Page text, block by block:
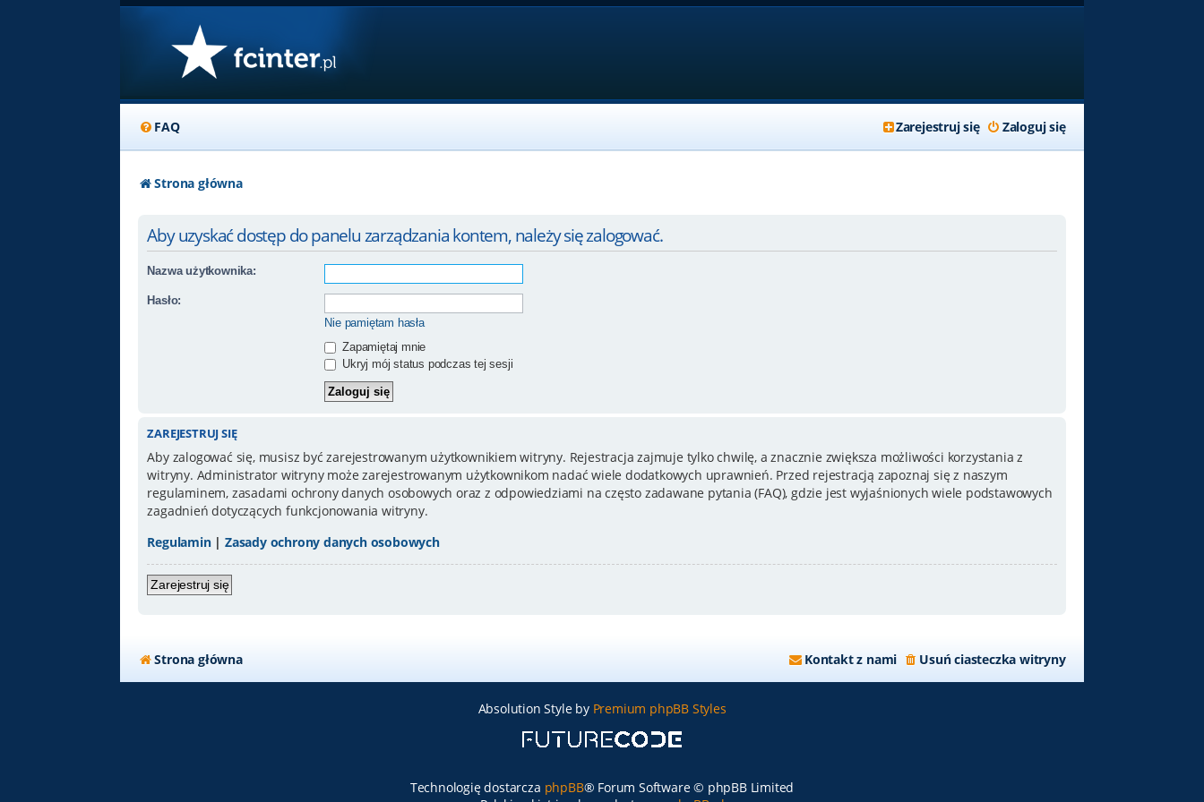
FAQ Zaloguj się
Zarejestruj się
Strona główna
Aby uzyskać dostęp do panelu zarządzania kontem, należy się zalogować.
Nazwa użytkownika:
Hasło:
Nie pamiętam hasła
Zapamiętaj mnie
Ukryj mój status podczas tej sesji
ZAREJESTRUJ SIĘ
Aby zalogować się, musisz być zarejestrowanym użytkownikiem witryny. Rejestracja zajmuje tylko chwilę, a znacznie zwiększa możliwości korzystania z
witryny. Administrator witryny może zarejestrowanym użytkownikom nadać wiele dodatkowych uprawnień. Przed rejestracją zapoznaj się z naszym
regulaminem, zasadami ochrony danych osobowych oraz z odpowiedziami na często zadawane pytania (FAQ), gdzie jest wyjaśnionych wiele podstawowych
zagadnień dotyczących funkcjonowania witryny.
Regulamin|Zasady ochrony danych osobowych
Zarejestruj się
Strona główna Usuń ciasteczka witryny
Kontakt z nami
Absolution Style by Premium phpBB Styles
Technologię dostarcza phpBB® Forum Software © phpBB Limited